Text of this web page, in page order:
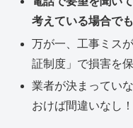
考えている場合で
万が一、工事ミス
証制度」で損害を
業者が決まってい
おけば間違いなし！